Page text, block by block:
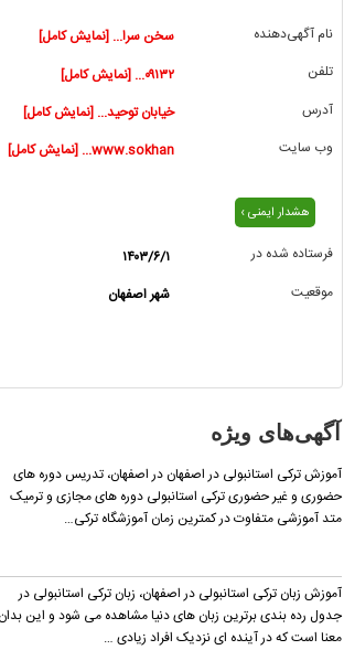
نام آگهی‌دهنده
سخن سرا... [نمایش کامل]
تلفن
۰۹۱۳۲... [نمایش کامل]
آدرس
خیابان توحید... [نمایش کامل]
وب سایت
www.sokhan... [نمایش کامل]
هشدار ایمنی ›
فرستاده شده در
۱۴۰۳/۶/۱
موقعیت
شهر اصفهان
آگهی‌های ویژه
آموزش ترکی استانبولی در اصفهان در اصفهان، تدریس دوره های
حضوری و غیر حضوری ترکی استانبولی دوره های مجازی و ترمیک
متد آموزشی متفاوت در کمترین زمان آموزشگاه ترکی…
آموزش زبان ترکی استانبولی در اصفهان، زبان ترکی استانبولی در
جدول رده بندی برترین زبان های دنیا مشاهده می شود و این بدان
معنا است که در آینده ای نزدیک افراد زیادی …